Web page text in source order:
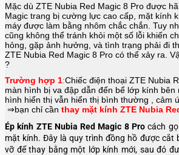
Mặc dù ZTE Nubia Red Magic 8 Pro được
Magic trang bị cường lực cao cấp, mặt kính
máy được làm bằng nhôm chắc chắn. Tuy
cũng không thể tránh khỏi một số lỗi khiến
hỏng, gặp ảnh hưởng, và tình trạng phải đi
ZTE Nubia Red Magic 8 Pro có thể xảy ra.
?
Trường hợp 1:Chiếc điện thoại ZTE Nubia
màn hình bị va đập dẫn đến bể lớp kính bên
hình hiển thị vẫn hiển thị bình thường , cảm
⇒bạn chỉ cần thay mặt kính ZTE Nubia
Ép kính ZTE Nubia Red Magic 8 Pro cách
mặt kính. Đây là quy trình đồng hồ được cắt
vỡ để thay bằng một lớp kính mới, sau đó